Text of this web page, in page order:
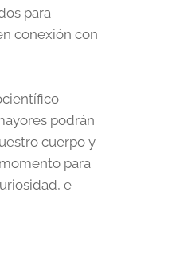
para
conexión con
podrán
cuerpo y
para
e